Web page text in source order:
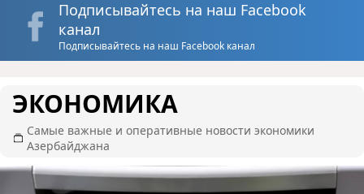
Подписывайтесь на наш Facebook
канал
Подписывайтесь на наш Facebook канал
ЭКОНОМИКА
Самые важные и оперативные новости экономики
Азербайджана